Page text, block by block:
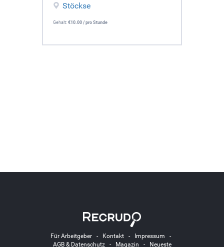
Stöckse
Gehalt: €10.00 / pro Stunde
Für Arbeitgeber- Kontakt- Impressum -
AGB & Datenschutz- Magazin -
Neueste